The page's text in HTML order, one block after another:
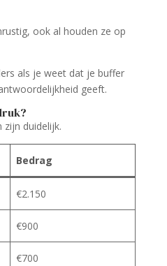
ook al houden ze op
als je weet dat je buffer
geeft.
duidelijk.
Bedrag
€2.150
€900
€700